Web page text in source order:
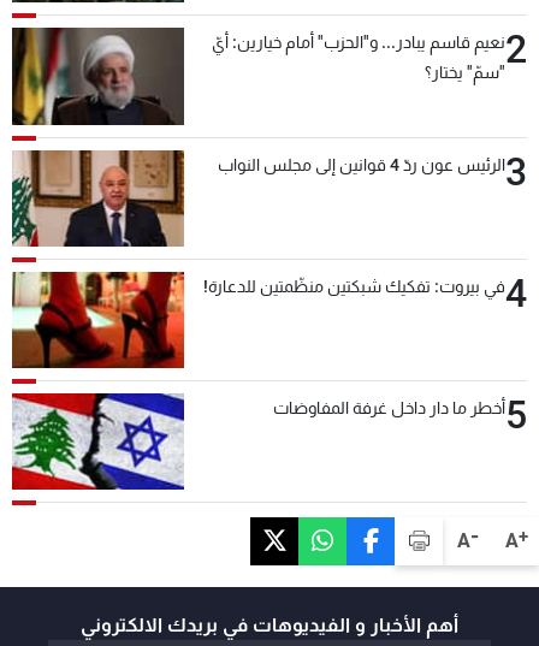
A+
A-
2نعيم قاسم يبادر... و"الحزب" أمام خيارين: أيّ
"سمّ" يختار؟
3الرئيس عون ردّ 4 قوانين إلى مجلس النواب
4في بيروت: تفكيك شبكتين منظّمتين للدعارة!
5أخطر ما دار داخل غرفة المفاوضات
أهم الأخبار و الفيديوهات في بريدك الالكتروني